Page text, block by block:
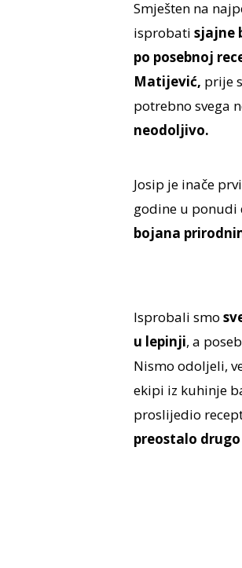
Smješten na
isprobati sjajne
po posebnoj
Matijević, prije
potrebno svega
neodoljivo.
Josip je inače
godine u ponudi
bojana
Isprobali smo
u lepinji, a
Nismo odoljeli,
ekipi iz kuhinje
proslijedio
preostalo